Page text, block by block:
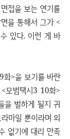
접을 보는 연기를
을 통해서 그가 <
있다. 이런 게 바
화>을 보기를 바란
모범택시3 10화>
을 벌하게 될지 귀
마일 뿐이라며 외
없기에 대리 만족